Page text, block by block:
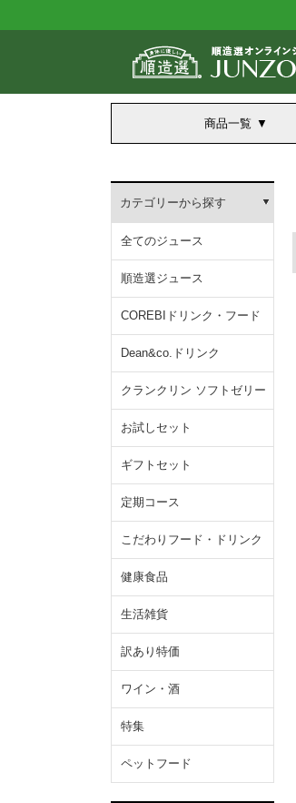
商品一覧
カテゴリーから探す
全てのジュース
順造選ジュース
COREBIドリンク・フード
Dean&co.ドリンク
クランクリン ソフトゼリー
お試しセット
ギフトセット
定期コース
こだわりフード・ドリンク
健康食品
生活雑貨
訳あり特価
ワイン・酒
特集
ペットフード